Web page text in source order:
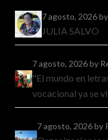
7 agosto, 2026
JULIA SALVO
7 agosto, 2026by
"El mundo en
vocacional ya se
7 agosto, 2026by